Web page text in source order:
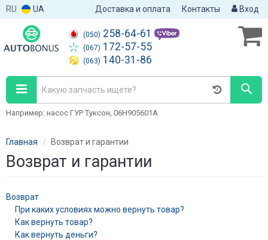
RU UA Доставка и оплата Контакты Вход
(050) 258-64-61
(067) 172-57-55
(063) 140-31-86
Например: насос ГУР Туксон, 06H905601A
Главная Возврат и гарантии
Возврат и гарантии
Возврат
При каких условиях можно вернуть товар?
Как вернуть товар?
Как вернуть деньги?